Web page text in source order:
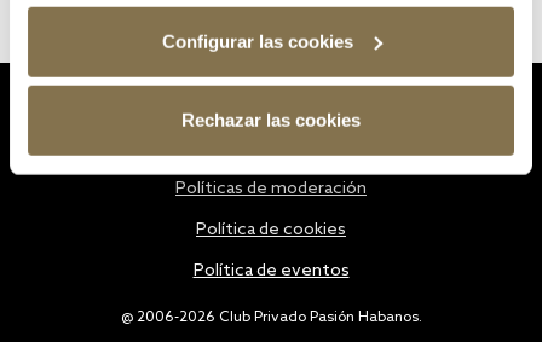
Configurar las cookies
Rechazar las cookies
@ 2006-2026 Club Privado Pasión Habanos.
Políticas de moderación
Política de cookies
Política de eventos